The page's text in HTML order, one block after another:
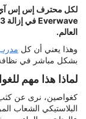
العالم.
وهذا يعني أن كل
بشكل مباشر في
لماذا هذا مهم
كغواصين، نرى عن كثب
البلاستيكي الشعاب